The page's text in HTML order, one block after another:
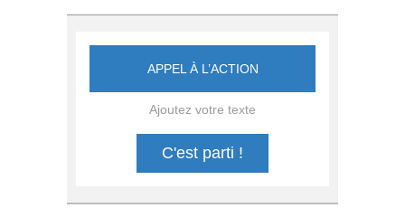
APPEL À L’ACTION
Ajoutez votre texte
C'est parti !